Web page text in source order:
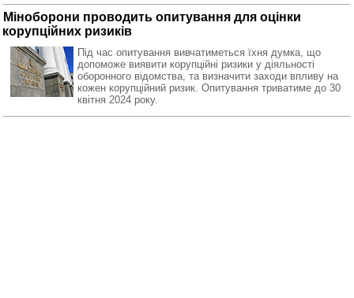
Міноборони проводить опитування для оцінки
корупційних ризиків
Під час опитування вивчатиметься їхня думка, що
допоможе виявити корупційні ризики у діяльності
оборонного відомства, та визначити заходи впливу на
кожен корупційний ризик. Опитування триватиме до 30
квітня 2024 року.